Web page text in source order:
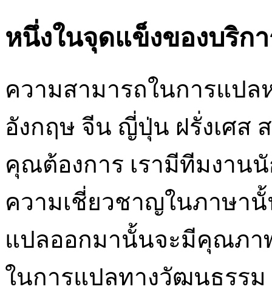
หนึ่งในจุดแข็งของบริก
ความสามารถในการแปล
อังกฤษ จีน ญี่ปุ่น ฝรั่งเศส
คุณต้องการ เรามีทีมงาน
ความเชี่ยวชาญในภาษานั้
แปลออกมานั้นจะมีคุณภา
ในการแปลทางวัฒนธรร